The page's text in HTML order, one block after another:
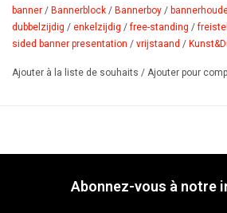
Bannerblock et fixer le tout par clipsage à
Pour la présentation double face, il suffit
ultérieur set de profils Bannerblock de la
Bannerboy est livré avec une pratique
banner / Bannerblock / Bannerboy /
dubbelzijdig / enkelzijdig /free-standing /
sided banner presentation / vrijstaand /
Ajouter à la liste de souhaits / Ajouter pour
Abonnez-vous à notre